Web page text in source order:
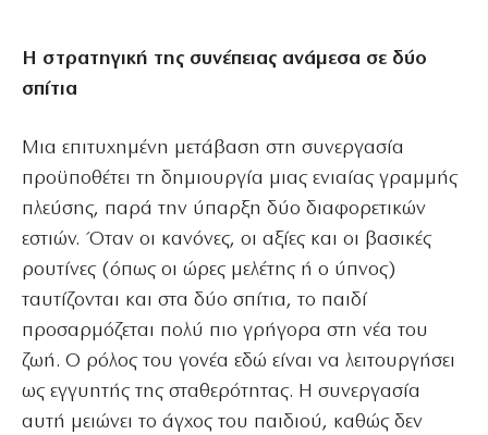
Η στρατηγική της συνέπειας ανάμεσα σε δύο
σπίτια
Μια επιτυχημένη μετάβαση στη συνεργασία
προϋποθέτει τη δημιουργία μιας ενιαίας γραμμής
πλεύσης, παρά την ύπαρξη δύο διαφορετικών
εστιών. Όταν οι κανόνες, οι αξίες και οι βασικές
ρουτίνες (όπως οι ώρες μελέτης ή ο ύπνος)
ταυτίζονται και στα δύο σπίτια, το παιδί
προσαρμόζεται πολύ πιο γρήγορα στη νέα του
ζωή. Ο ρόλος του γονέα εδώ είναι να λειτουργήσει
ως εγγυητής της σταθερότητας. Η συνεργασία
αυτή μειώνει το άγχος του παιδιού, καθώς δεν